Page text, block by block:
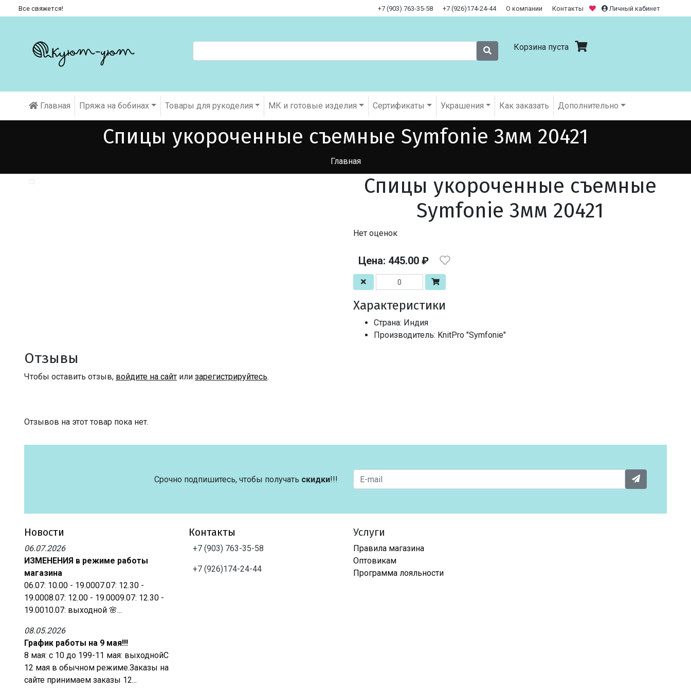
Все свяжется! +7 (903) 763-35-58 +7 (926)174-24-44 О компании Контакты Личный кабинет
Корзина пуста
Главная Пряжа на бобинах Товары для рукоделия МК и готовые изделия Cертификаты Украшения Как заказать Дополнительно
Спицы укороченные съемные Symfonie 3мм 20421
Главная
Спицы укороченные съемные
Symfonie 3мм 20421
Нет оценок
Цена: 445.00 ₽
Характеристики
Страна: Индия
Производитель: KnitPro "Symfonie"
Отзывы
Чтобы оставить отзыв, войдите на сайт или зарегистрируйтесь.
Отзывов на этот товар пока нет.
Срочно подпишитесь, чтобы получать скидки!!!
Новости
06.07.2026
ИЗМЕНЕНИЯ в режиме работы
магазина
06.07: 10.00 - 19.0007.07: 12.30 -
19.0008.07: 12.00 - 19.0009.07: 12.30 -
19.0010.07: выходной 🌸...
08.05.2026
График работы на 9 мая!!!
8 мая: с 10 до 199-11 мая: выходнойС
12 мая в обычном режиме.Заказы на
сайте принимаем заказы 12...
Контакты
+7 (903) 763-35-58
+7 (926)174-24-44
Услуги
Правила магазина
Оптовикам
Программа лояльности